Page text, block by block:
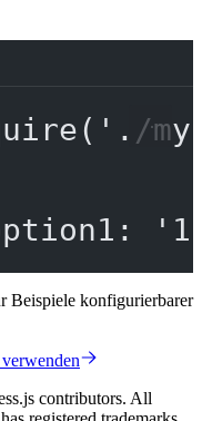
( './
Beispiele konfigurierbarer
contributors. All